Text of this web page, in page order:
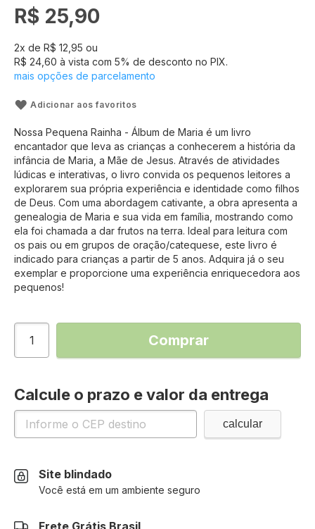
de
imagens
R$ 25,90
2x de R$ 12,95 ou
R$ 24,60 à vista com 5% de desconto no PIX.
mais opções de parcelamento
Adicionar aos favoritos
Nossa Pequena Rainha - Álbum de Maria é um livro
encantador que leva as crianças a conhecerem a história da
infância de Maria, a Mãe de Jesus. Através de atividades
lúdicas e interativas, o livro convida os pequenos leitores a
explorarem sua própria experiência e identidade como filhos
de Deus. Com uma abordagem cativante, a obra apresenta a
genealogia de Maria e sua vida em família, mostrando como
ela foi chamada a dar frutos na terra. Ideal para leitura com
os pais ou em grupos de oração/catequese, este livro é
indicado para crianças a partir de 5 anos. Adquira já o seu
exemplar e proporcione uma experiência enriquecedora aos
pequenos!
Comprar
Calcule o prazo e valor da entrega
Site blindado
Você está em um ambiente seguro
Frete Grátis Brasil